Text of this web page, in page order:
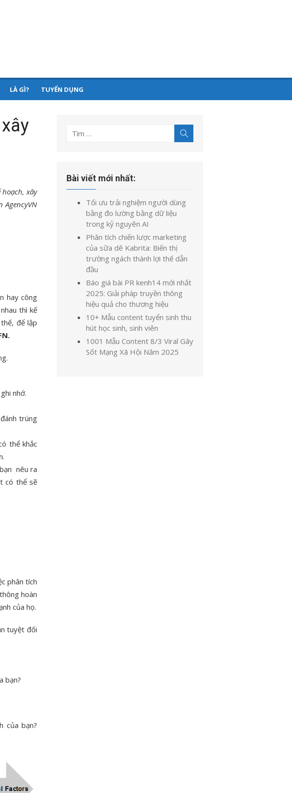
LÀ GÌ? TUYỂN DỤNG
xây
hay công
thì kế
để lập
nhớ.
trúng
thể khắc
nêu ra
có thể sẽ
phân tích
hoàn
của họ.
tuyệt đối
bạn?
của bạn?
Tìm
kiếm
Bài viết mới nhất:
Tối ưu trải nghiệm người dùng
bằng đo lường bằng dữ liệu
trong kỷ nguyên AI
Phân tích chiến lược marketing
của sữa dê Kabrita: Biến thị
trường ngách thành lợi thế dẫn
đầu
Báo giá bài PR kenh14 mới nhất
2025: Giải pháp truyền thông
hiệu quả cho thương hiệu
10+ Mẫu content tuyển sinh thu
hút học sinh, sinh viên
1001 Mẫu Content 8/3 Viral Gây
Sốt Mạng Xã Hội Năm 2025